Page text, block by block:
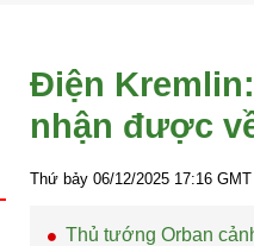
Thông
Khám
Điện
nhận được
Thứ bảy 06/12/2025 17:16
Thủ tướng Orban